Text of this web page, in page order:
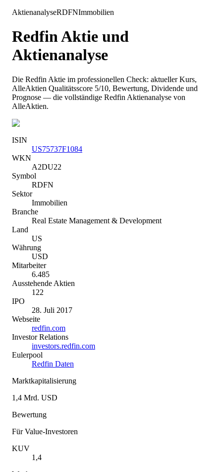
AktienanalyseRDFNImmobilien
RedfinAktie und
Aktienanalyse
Die Redfin Aktie im professionellen Check: aktueller Kurs,
AlleAktien Qualitätsscore 5/10, Bewertung, Dividende und
Prognose — die vollständige Redfin Aktienanalyse von
AlleAktien.
ISIN
US75737F1084
WKN
A2DU22
Symbol
RDFN
Sektor
Immobilien
Branche
Real Estate Management & Development
Land
US
Währung
USD
Mitarbeiter
6.485
Ausstehende Aktien
122
IPO
28. Juli 2017
Webseite
redfin.com
Investor Relations
investors.redfin.com
Eulerpool
Redfin Daten
Marktkapitalisierung
1,4 Mrd. USD
Bewertung
Für Value-Investoren
KUV
1,4